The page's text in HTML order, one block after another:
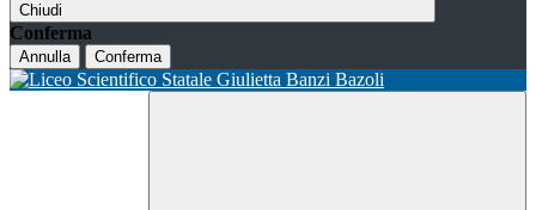
Chiudi
Conferma
Annulla Conferma